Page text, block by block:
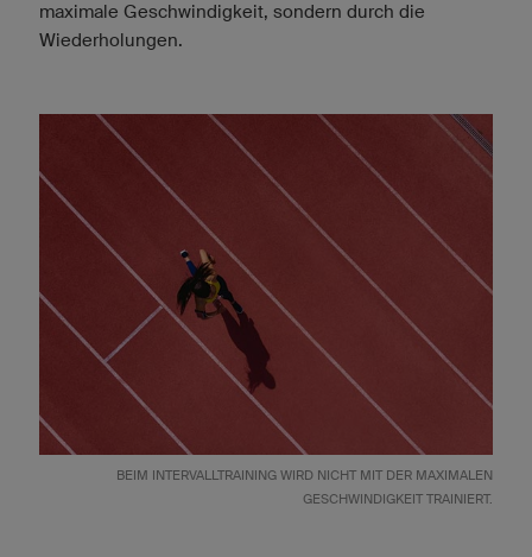
maximale Geschwindigkeit, sondern durch die
Wiederholungen.
BEIM INTERVALLTRAINING WIRD NICHT MIT DER MAXIMALEN
GESCHWINDIGKEIT TRAINIERT.